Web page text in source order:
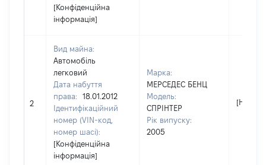
[Конфіденційна
інформація]
2
Вид майна:
Автомобіль
легковий
Дата набуття
права:
18.01.2012
Ідентифікаційний
номер (VIN-код,
номер шасі):
[Конфіденційна
інформація]
Марка:
МЕРСЕДЕС БЕНЦ
Модель:
СПРІНТЕР
Рік випуску:
2005
[Не